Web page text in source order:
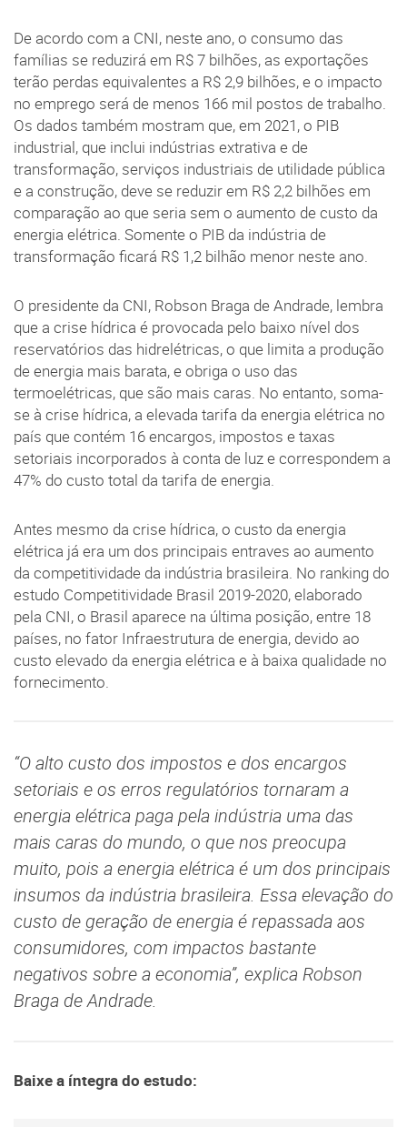
De acordo com a CNI, neste ano, o consumo das
famílias se reduzirá em R$ 7 bilhões, as exportações
terão perdas equivalentes a R$ 2,9 bilhões, e o impacto
no emprego será de menos 166 mil postos de trabalho.
Os dados também mostram que, em 2021, o PIB
industrial, que inclui indústrias extrativa e de
transformação, serviços industriais de utilidade pública
e a construção, deve se reduzir em R$ 2,2 bilhões em
comparação ao que seria sem o aumento de custo da
energia elétrica. Somente o PIB da indústria de
transformação ficará R$ 1,2 bilhão menor neste ano.
O presidente da CNI, Robson Braga de Andrade, lembra
que a crise hídrica é provocada pelo baixo nível dos
reservatórios das hidrelétricas, o que limita a produção
de energia mais barata, e obriga o uso das
termoelétricas, que são mais caras. No entanto, soma-
se à crise hídrica, a elevada tarifa da energia elétrica no
país que contém 16 encargos, impostos e taxas
setoriais incorporados à conta de luz e correspondem a
47% do custo total da tarifa de energia.
Antes mesmo da crise hídrica, o custo da energia
elétrica já era um dos principais entraves ao aumento
da competitividade da indústria brasileira. No ranking do
estudo Competitividade Brasil 2019-2020, elaborado
pela CNI, o Brasil aparece na última posição, entre 18
países, no fator Infraestrutura de energia, devido ao
custo elevado da energia elétrica e à baixa qualidade no
fornecimento.
“O alto custo dos impostos e dos encargos
setoriais e os erros regulatórios tornaram a
energia elétrica paga pela indústria uma das
mais caras do mundo, o que nos preocupa
muito, pois a energia elétrica é um dos principais
insumos da indústria brasileira. Essa elevação do
custo de geração de energia é repassada aos
consumidores, com impactos bastante
negativos sobre a economia”, explica Robson
Braga de Andrade.
Baixe a íntegra do estudo: